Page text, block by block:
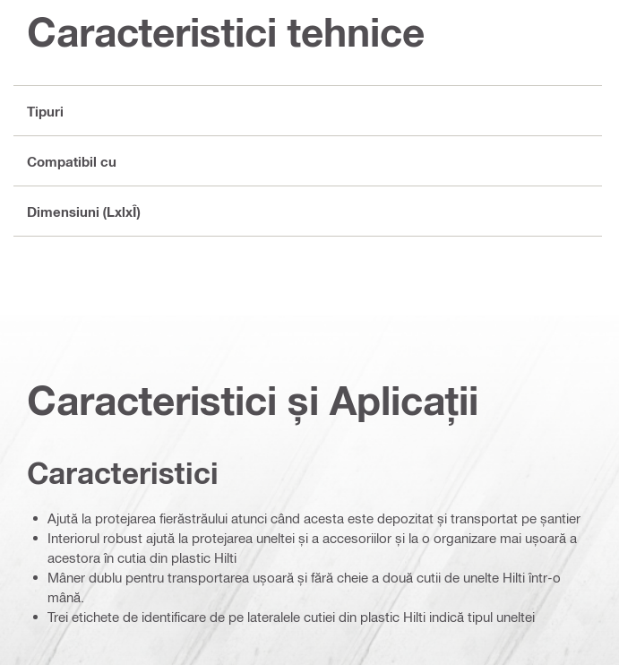
Caracteristici tehnice
Tipuri
Compatibil cu
Dimensiuni (LxlxÎ)
Caracteristici și Aplicații
Caracteristici
Ajută la protejarea fierăstrăului atunci când acesta este depozitat și transportat pe șantier
Interiorul robust ajută la protejarea uneltei și a accesoriilor și la o organizare mai ușoară a
acestora în cutia din plastic Hilti
Mâner dublu pentru transportarea ușoară și fără cheie a două cutii de unelte Hilti într-o
mână.
Trei etichete de identificare de pe lateralele cutiei din plastic Hilti indică tipul uneltei